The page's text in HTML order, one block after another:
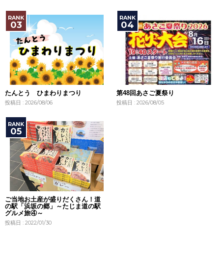
たんとう ひまわりまつり
投稿日 : 2026/08/06
第48回あさご夏祭り
投稿日 : 2026/08/05
ご当地お土産が盛りだくさん！道
の駅「浜坂の郷」～たじま道の駅
グルメ旅④～
投稿日 : 2022/01/30